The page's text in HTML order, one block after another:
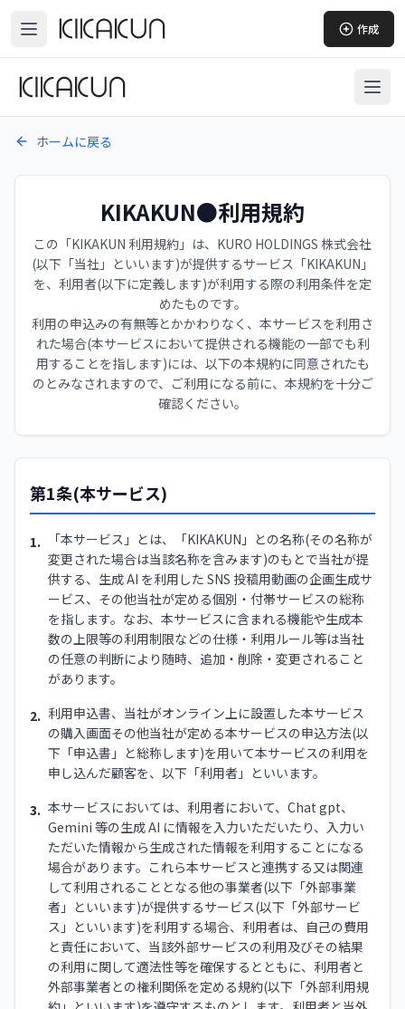
作成
ホームに戻る
KIKAKUN●利用規約
この「KIKAKUN 利用規約」は、KURO HOLDINGS 株式会社
(以下「当社」といいます)が提供するサービス「KIKAKUN」
を、利用者(以下に定義します)が利用する際の利用条件を定
めたものです。
利用の申込みの有無等とかかわりなく、本サービスを利用さ
れた場合(本サービスにおいて提供される機能の一部でも利
用することを指します)には、以下の本規約に同意されたも
のとみなされますので、ご利用になる前に、本規約を十分ご
確認ください。
第1条(本サービス)
1.
「本サービス」とは、「KIKAKUN」との名称(その名称が
変更された場合は当該名称を含みます)のもとで当社が提
供する、生成 AI を利用した SNS 投稿用動画の企画生成サ
ービス、その他当社が定める個別・付帯サービスの総称
を指します。なお、本サービスに含まれる機能や生成本
数の上限等の利用制限などの仕様・利用ルール等は当社
の任意の判断により随時、追加・削除・変更されること
があります。
2. 利用申込書、当社がオンライン上に設置した本サービス
の購入画面その他当社が定める本サービスの申込方法(以
下「申込書」と総称します)を用いて本サービスの利用を
申し込んだ顧客を、以下「利用者」といいます。
3. 本サービスにおいては、利用者において、Chat gpt、
Gemini 等の生成 AI に情報を入力いただいたり、入力い
ただいた情報から生成された情報を利用することになる
場合があります。これら本サービスと連携する又は関連
して利用されることとなる他の事業者(以下「外部事業
者」といいます)が提供するサービス(以下「外部サービ
ス」といいます)を利用する場合、利用者は、自己の費用
と責任において、当該外部サービスの利用及びその結果
の利用に関して適法性等を確保するとともに、利用者と
外部事業者との権利関係を定める規約(以下「外部利用規